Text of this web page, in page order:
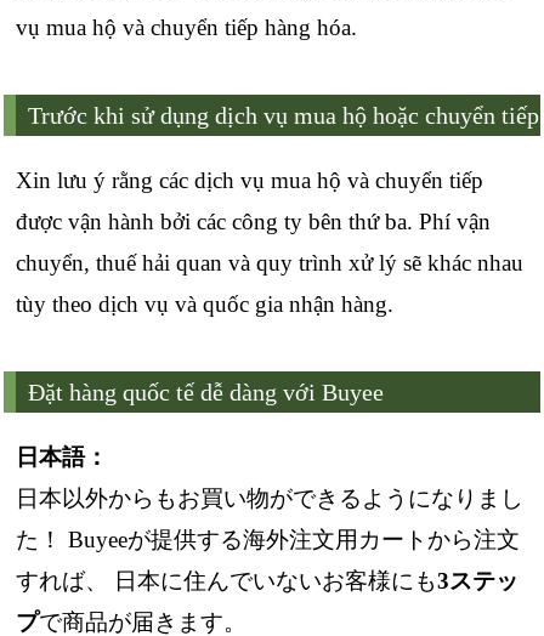
vụ mua hộ và chuyển tiếp hàng hóa.
Trước khi sử dụng dịch vụ mua hộ hoặc chuyển tiếp
Xin lưu ý rằng các dịch vụ mua hộ và chuyển tiếp
được vận hành bởi các công ty bên thứ ba. Phí vận
chuyển, thuế hải quan và quy trình xử lý sẽ khác nhau
tùy theo dịch vụ và quốc gia nhận hàng.
Đặt hàng quốc tế dễ dàng với Buyee
日本語：
日本以外からもお買い物ができるようになりまし
た！ Buyeeが提供する海外注文用カートから注文
すれば、 日本に住んでいないお客様にも3ステッ
プで商品が届きます。